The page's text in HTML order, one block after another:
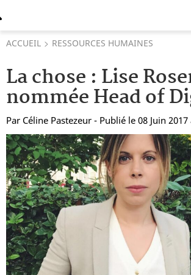
ACCUEIL RESSOURCES HUMAINES
La chose : Lise
nommée Head of
Par Céline Pastezeur - Publié le 08 Juin 2017